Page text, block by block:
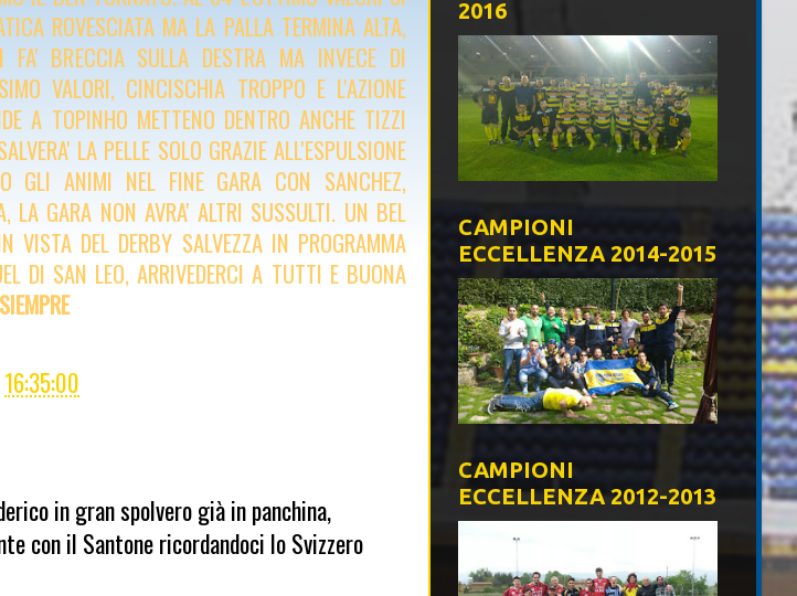
ROVESCIATA MA LA PALLA TERMINA ALTA,
BRECCIA SULLA DESTRA MA INVECE DI
VALORI, CINCISCHIA TROPPO E L'AZIONE
A TOPINHO METTENO DENTRO ANCHE TIZZI
LA PELLE SOLO GRAZIE ALL'ESPULSIONE
GLI ANIMI NEL FINE GARA CON SANCHEZ,
LA GARA NON AVRA' ALTRI SUSSULTI. UN BEL
VISTA DEL DERBY SALVEZZA IN PROGRAMMA
DI SAN LEO, ARRIVEDERCI A TUTTI E BUONA
16:35:00
in gran spolvero già in panchina,
con il Santone ricordandoci lo Svizzero
2016
CAMPIONI
ECCELLENZA 2014-2015
CAMPIONI
ECCELLENZA 2012-2013